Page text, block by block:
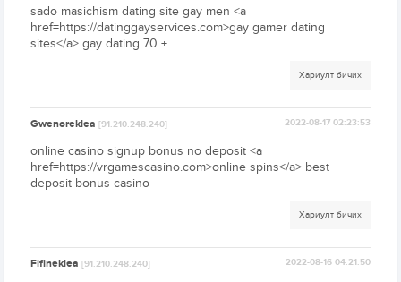
sado masichism dating site gay men <a
href=https://datinggayservices.com>gay gamer dating
sites</a> gay dating 70 +
Хариулт бичих
Gwenoreklea[91.210.248.240] 2022-08-17 02:23:53
online casino signup bonus no deposit <a
href=https://vrgamescasino.com>online spins</a> best
deposit bonus casino
Хариулт бичих
Fifineklea[91.210.248.240] 2022-08-16 04:21:50